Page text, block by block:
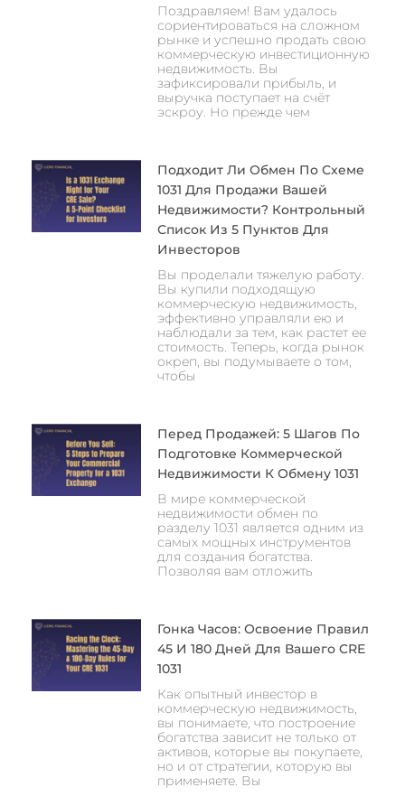
Поздравляем! Вам удалось
сориентироваться на сложном
рынке и успешно продать свою
коммерческую инвестиционную
недвижимость. Вы
зафиксировали прибыль, и
выручка поступает на счёт
эскроу. Но прежде чем
Подходит Ли Обмен По Схеме
1031 Для Продажи Вашей
Недвижимости? Контрольный
Список Из 5 Пунктов Для
Инвесторов
Вы проделали тяжелую работу.
Вы купили подходящую
коммерческую недвижимость,
эффективно управляли ею и
наблюдали за тем, как растет ее
стоимость. Теперь, когда рынок
окреп, вы подумываете о том,
чтобы
Перед Продажей: 5 Шагов По
Подготовке Коммерческой
Недвижимости К Обмену 1031
В мире коммерческой
недвижимости обмен по
разделу 1031 является одним из
самых мощных инструментов
для создания богатства.
Позволяя вам отложить
Гонка Часов: Освоение Правил
45 И 180 Дней Для Вашего CRE
1031
Как опытный инвестор в
коммерческую недвижимость,
вы понимаете, что построение
богатства зависит не только от
активов, которые вы покупаете,
но и от стратегии, которую вы
применяете. Вы